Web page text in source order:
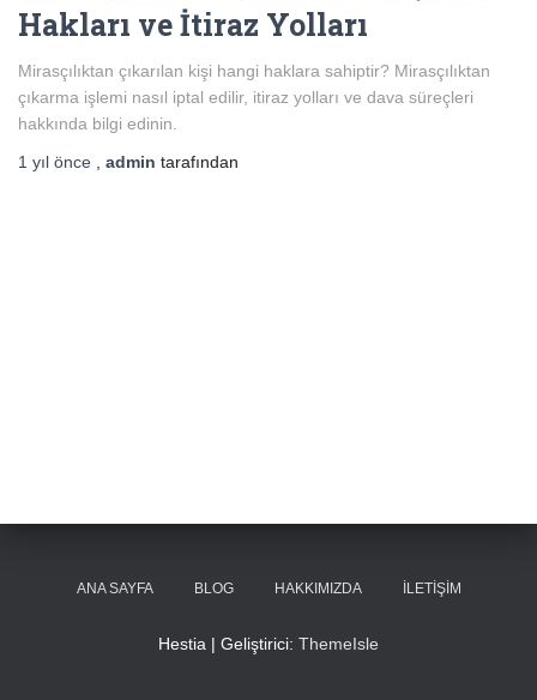
Hakları ve İtiraz Yolları
Mirasçılıktan çıkarılan kişi hangi haklara sahiptir? Mirasçılıktan
çıkarma işlemi nasıl iptal edilir, itiraz yolları ve dava süreçleri
hakkında bilgi edinin.
1 yıl önce admin tarafından
ANA SAYFA BLOG HAKKIMIZDA İLETIŞIM
Hestia | Geliştirici: ThemeIsle